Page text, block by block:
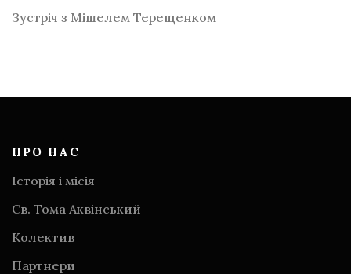
Зустріч з Мішелем Терещенком
ПРО НАС
Історія і місія
Св. Тома Аквінський
Колектив
Партнери